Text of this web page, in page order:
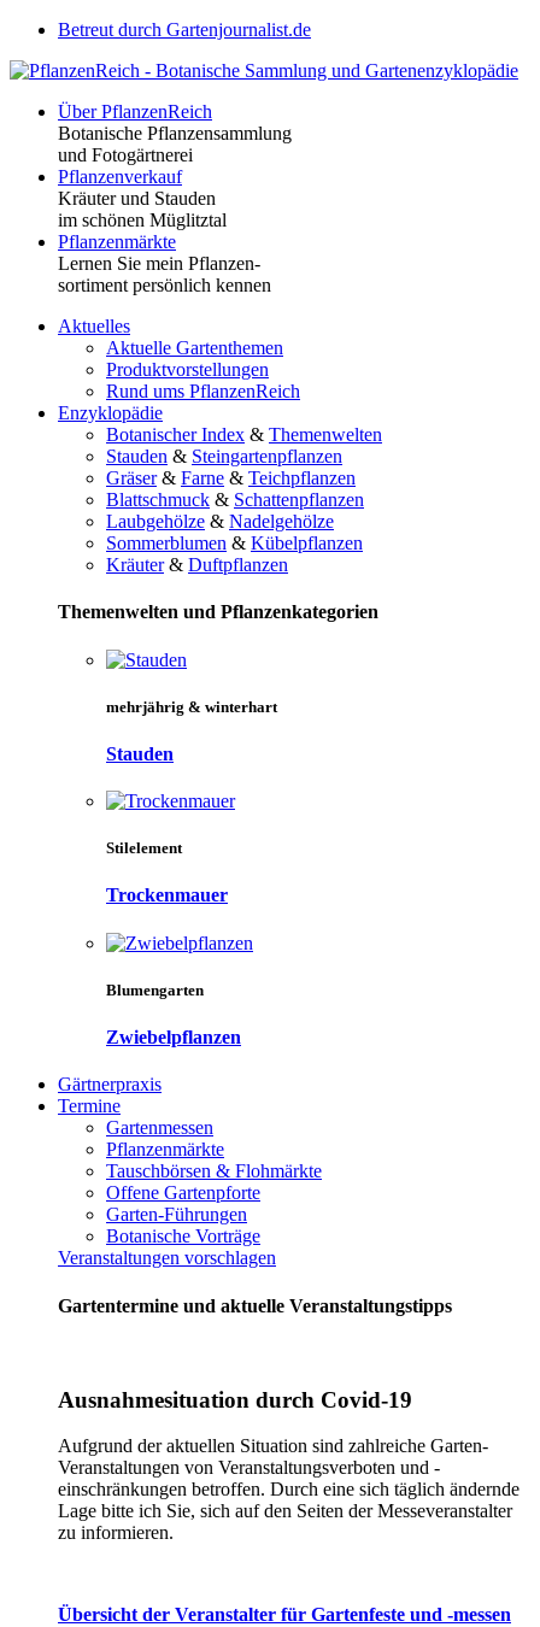
Betreut durch Gartenjournalist.de
Über PflanzenReich
Botanische Pflanzensammlung
und Fotogärtnerei
Pflanzenverkauf
Kräuter und Stauden
im schönen Müglitztal
Pflanzenmärkte
Lernen Sie mein Pflanzen-
sortiment persönlich kennen
Aktuelles
Aktuelle Gartenthemen
Produktvorstellungen
Rund ums PflanzenReich
Enzyklopädie
Botanischer Index & Themenwelten
Stauden & Steingartenpflanzen
Gräser& Farne & Teichpflanzen
Blattschmuck & Schattenpflanzen
Laubgehölze & Nadelgehölze
Sommerblumen & Kübelpflanzen
Kräuter& Duftpflanzen
Themenwelten und Pflanzenkategorien
mehrjährig & winterhart
Stauden
Stilelement
Trockenmauer
Blumengarten
Zwiebelpflanzen
Gärtnerpraxis
Termine
Gartenmessen
Pflanzenmärkte
Tauschbörsen & Flohmärkte
Offene Gartenpforte
Garten-Führungen
Botanische Vorträge
Veranstaltungen vorschlagen
Gartentermine und aktuelle Veranstaltungstipps
Ausnahmesituation durch Covid-19
Aufgrund der aktuellen Situation sind zahlreiche Garten-
Veranstaltungen von Veranstaltungsverboten und -
einschränkungen betroffen. Durch eine sich täglich ändernde
Lage bitte ich Sie, sich auf den Seiten der Messeveranstalter
zu informieren.
Übersicht der Veranstalter für Gartenfeste und -messen